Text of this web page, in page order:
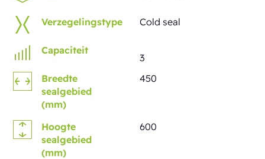
Verzegelingstype Cold seal
Capaciteit
3
Breedte
sealgebied
(mm)
450
Hoogte
sealgebied
(mm)
600